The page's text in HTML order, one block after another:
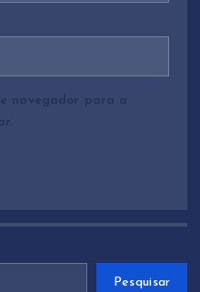
navegador para a
Pesquisar